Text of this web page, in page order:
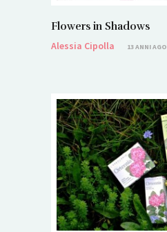
Flowers in Shadows
Alessia Cipolla
13 ANNI AGO